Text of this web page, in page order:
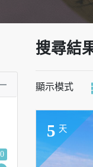
搜尋結
顯示模式
5 天